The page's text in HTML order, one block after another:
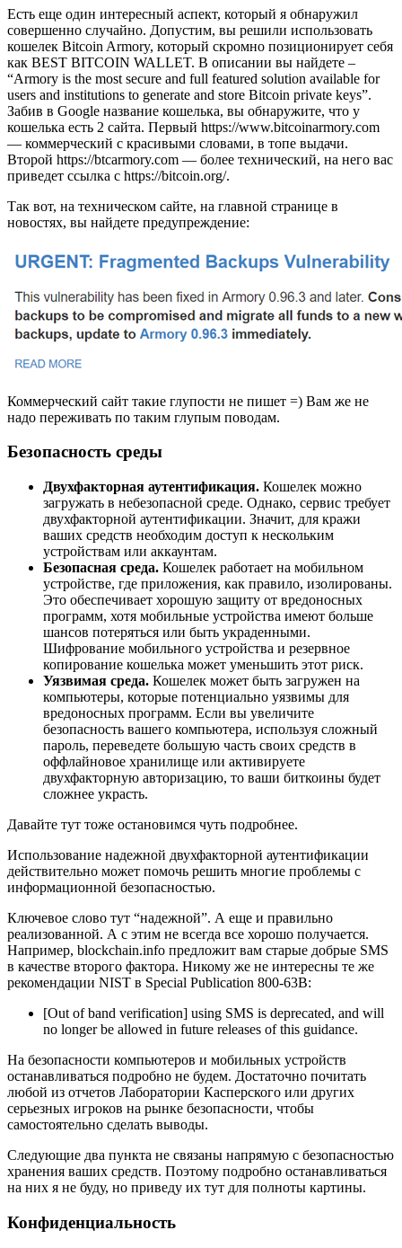
Есть еще один интересный аспект, который я обнаружил
совершенно случайно. Допустим, вы решили использовать
кошелек Bitcoin Armory, который скромно позиционирует себя
как BEST BITCOIN WALLET. В описании вы найдете –
“Armory is the most secure and full featured solution available for
users and institutions to generate and store Bitcoin private keys”.
Забив в Google название кошелька, вы обнаружите, что у
кошелька есть 2 сайта. Первый https://www.bitcoinarmory.com
— коммерческий с красивыми словами, в топе выдачи.
Второй https://btcarmory.com — более технический, на него вас
приведет ссылка с https://bitcoin.org/.
Так вот, на техническом сайте, на главной странице в
новостях, вы найдете предупреждение:
Коммерческий сайт такие глупости не пишет =) Вам же не
надо переживать по таким глупым поводам.
Безопасность среды
Двухфакторная аутентификация. Кошелек можно
загружать в небезопасной среде. Однако, сервис требует
двухфакторной аутентификации. Значит, для кражи
ваших средств необходим доступ к нескольким
устройствам или аккаунтам.
Безопасная среда. Кошелек работает на мобильном
устройстве, где приложения, как правило, изолированы.
Это обеспечивает хорошую защиту от вредоносных
программ, хотя мобильные устройства имеют больше
шансов потеряться или быть украденными.
Шифрование мобильного устройства и резервное
копирование кошелька может уменьшить этот риск.
Уязвимая среда. Кошелек может быть загружен на
компьютеры, которые потенциально уязвимы для
вредоносных программ. Если вы увеличите
безопасность вашего компьютера, используя сложный
пароль, переведете большую часть своих средств в
оффлайновое хранилище или активируете
двухфакторную авторизацию, то ваши биткоины будет
сложнее украсть.
Давайте тут тоже остановимся чуть подробнее.
Использование надежной двухфакторной аутентификации
действительно может помочь решить многие проблемы с
информационной безопасностью.
Ключевое слово тут “надежной”. А еще и правильно
реализованной. А с этим не всегда все хорошо получается.
Например, blockchain.info предложит вам старые добрые SMS
в качестве второго фактора. Никому же не интересны те же
рекомендации NIST в Special Publication 800-63B:
[Out of band verification] using SMS is deprecated, and will
no longer be allowed in future releases of this guidance.
На безопасности компьютеров и мобильных устройств
останавливаться подробно не будем. Достаточно почитать
любой из отчетов Лаборатории Касперского или других
серьезных игроков на рынке безопасности, чтобы
самостоятельно сделать выводы.
Следующие два пункта не связаны напрямую с безопасностью
хранения ваших средств. Поэтому подробно останавливаться
на них я не буду, но приведу их тут для полноты картины.
Конфиденциальность